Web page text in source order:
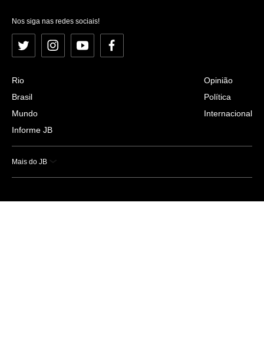
Nos siga nas redes sociais!
Twitter InstagramYouTubeFacebook
Rio
Brasil
Mundo
Informe JB
Opinião
Política
Internacional
Mais do JB
Esportes